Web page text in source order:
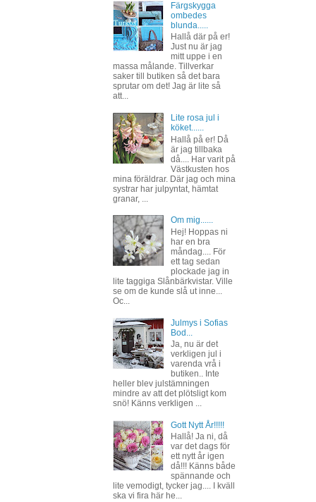
Färgskygga
ombedes
blunda.....
Hallå där på er!
Just nu är jag
mitt uppe i en
massa målande. Tillverkar
saker till butiken så det bara
sprutar om det! Jag är lite så
att...
Lite rosa jul i
köket......
Hallå på er! Då
är jag tillbaka
då.... Har varit på
Västkusten hos
mina föräldrar. Där jag och mina
systrar har julpyntat, hämtat
granar, ...
Om mig......
Hej! Hoppas ni
har en bra
måndag.... För
ett tag sedan
plockade jag in
lite taggiga Slånbärkvistar. Ville
se om de kunde slå ut inne...
Oc...
Julmys i Sofias
Bod...
Ja, nu är det
verkligen jul i
varenda vrå i
butiken.. Inte
heller blev julstämningen
mindre av att det plötsligt kom
snö! Känns verkligen ...
Gott Nytt År!!!!!
Hallå! Ja ni, då
var det dags för
ett nytt år igen
då!!! Känns både
spännande och
lite vemodigt, tycker jag.... I kväll
ska vi fira här he...